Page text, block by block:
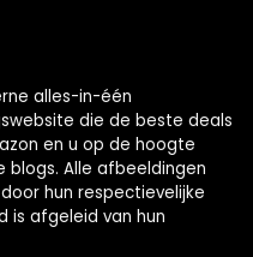
alles-in-één
die de beste deals
en u op de hoogte
Alle afbeeldingen
hun respectievelijke
is afgeleid van hun